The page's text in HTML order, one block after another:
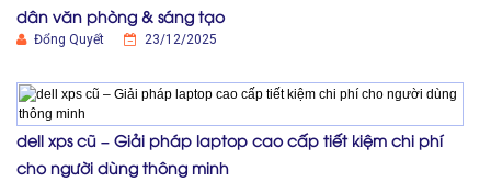
dân văn phòng & sáng tạo
Đổng Quyết 23/12/2025
dell xps cũ – Giải pháp laptop cao cấp tiết kiệm chi phí
cho người dùng thông minh